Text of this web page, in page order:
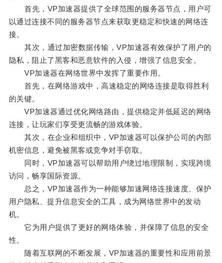
首先，VP加速器提供了全球范围的服务器节点，用户可
以通过连接不同的服务器节点来获取更稳定和快速的网络连
接。
其次，通过加密数据传输，VP加速器有效保护了用户的
隐私，阻止了黑客和恶意软件的入侵，增强了信息安全。
VP加速器在网络世界中发挥了重要作用。
首先，在网络游戏中，高速稳定的网络连接是取得胜利
的关键。
VP加速器通过优化网络路由，提供稳定并低延迟的网络
连接，让玩家们享受更流畅的游戏体验。
其次，在企业和组织中，VP加速器可以保护公司的内部
机密信息，避免被黑客或竞争对手窃取。
同时，VP加速器可以帮助用户绕过地理限制，实现跨境
访问，畅享国际资源。
总之，VP加速器作为一种能够加速网络连接速度、保护
用户隐私、提升信息安全的工具，成为网络世界中的发动
机。
它为用户提供了更好的网络体验，并保障了信息的安全
性。
随着互联网的不断发展，VP加速器的重要性和应用前景